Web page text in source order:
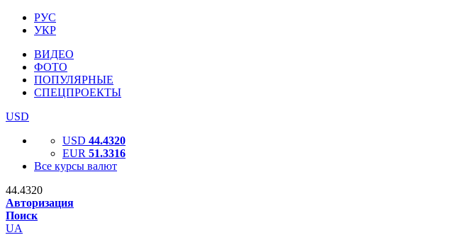
РУС
УКР
ВИДЕО
ФОТО
ПОПУЛЯРНЫЕ
СПЕЦПРОЕКТЫ
USD
USD 44.4320
EUR 51.3316
Все курсы валют
44.4320
Авторизация
Поиск
UA